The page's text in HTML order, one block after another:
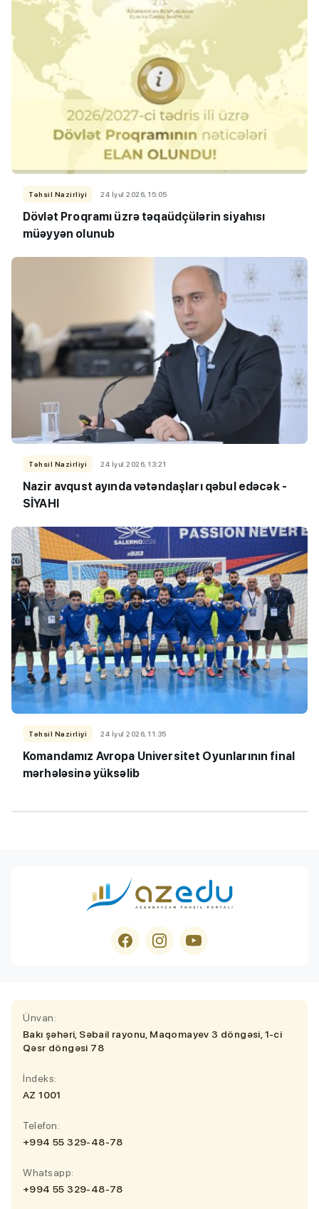
Təhsil Nazirliyi 24 İyul 2026, 15:05
Dövlət Proqramı üzrə təqaüdçülərin siyahısı
müəyyən olunub
Təhsil Nazirliyi 24 İyul 2026, 13:21
Nazir avqust ayında vətəndaşları qəbul edəcək -
SİYAHI
Təhsil Nazirliyi 24 İyul 2026, 11:35
Komandamız Avropa Universitet Oyunlarının final
mərhələsinə yüksəlib
Ünvan:
Bakı şəhəri, Səbail rayonu, Maqomayev 3 döngəsi, 1-ci
Qəsr döngəsi 78
İndeks:
AZ 1001
Telefon:
+994 55 329-48-78
Whatsapp:
+994 55 329-48-78